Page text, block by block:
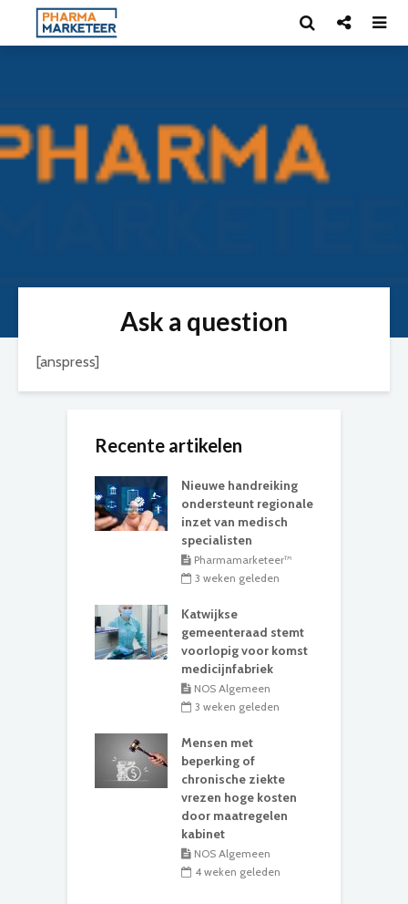
Ask a question
[anspress]
Recente artikelen
Nieuwe handreiking
ondersteunt regionale
inzet van medisch
specialisten
Pharmamarketeer™
3 weken geleden
Katwijkse
gemeenteraad stemt
voorlopig voor komst
medicijnfabriek
NOS Algemeen
3 weken geleden
Mensen met
beperking of
chronische ziekte
vrezen hoge kosten
door maatregelen
kabinet
NOS Algemeen
4 weken geleden